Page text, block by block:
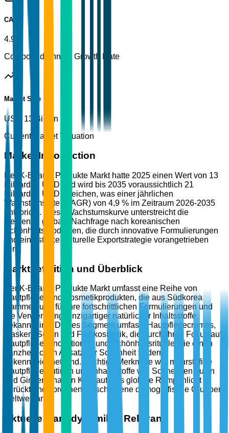
CAGR
4.9%
Compound Annual Growth Rate
Market Size
USD 13 Billion
Current Market Valuation
Market Introduction
Der K-Beauty Produkte Markt hatte 2025 einen Wert von 13
Milliarden USD und wird bis 2035 voraussichtlich 21
Milliarden USD erreichen, was einer jährlichen
Wachstumsrate (CAGR) von 4,9 % im Zeitraum 2026-2035
entspricht. Diese Wachstumskurve unterstreicht die
steigende globale Nachfrage nach koreanischen
Schönheitsprodukten, die durch innovative Formulierungen
und eine starke kulturelle Exportstrategie vorangetrieben
wird.
Marktdefinition und Überblick
Der K-Beauty Produkte Markt umfasst eine Reihe von
Hautpflege- und Kosmetikprodukten, die aus Südkorea
stammen und für ihre fortschrittlichen Formulierungen und
die Verwendung einzigartiger natürlicher Inhaltsstoffe
bekannt sind. Dieses Segment umfasst Hautpflegecremes,
Masken, Seren und Farbkosmetik, die durch ihren Fokus auf
Hautpflege-Innovationen und Schönheitsrituale, die einen
ganzheitlichen Ansatz zur Schönheit fördern,
gekennzeichnet sind. Wichtige Merkmale wie mehrstufige
Hautpflegeroutinen und Inhaltsstoffe wie Schneckenmucin
und Ginseng haben K-Beauty ins globale Rampenlicht
gerückt und sprechen verschiedene demografische Gruppen
weltweit an.
Aktuelle Marktdynamik & Relevanz